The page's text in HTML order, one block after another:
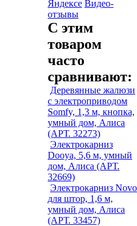
Яндексе Видео-
отзывы
С этим
товаром
часто
сравнивают:
Деревянные жалюзи
с электроприводом
Somfy, 1,3 м, кнопка,
умный дом, Алиса
(АРТ. 32273)
Электрокарниз
Dooya, 5,6 м, умный
дом, Алиса (АРТ.
32669)
Электрокарниз Novo
для штор, 1,6 м,
умный дом, Алиса
(АРТ. 33457)